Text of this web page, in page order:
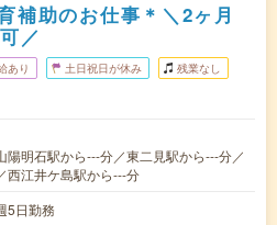
補助のお仕事＊＼2ヶ月
／
あり 土日祝日が休み 残業なし
陽明石駅から---分／東二見駅から---分／
西江井ケ島駅から---分
5日勤務